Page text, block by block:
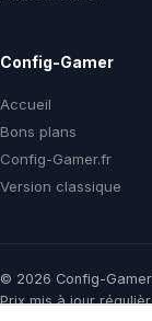
Config-Gamer
Accueil
Bons plans
Config-Gamer.fr
Version classique
© 2026 Config-
Prix mis à jour